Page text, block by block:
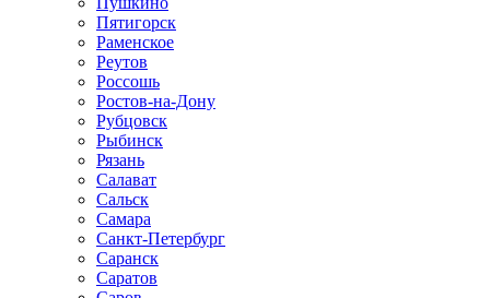
Пятигорск
Раменское
Реутов
Россошь
Ростов-на-Дону
Рубцовск
Рыбинск
Рязань
Салават
Сальск
Самара
Санкт-Петербург
Саранск
Саратов